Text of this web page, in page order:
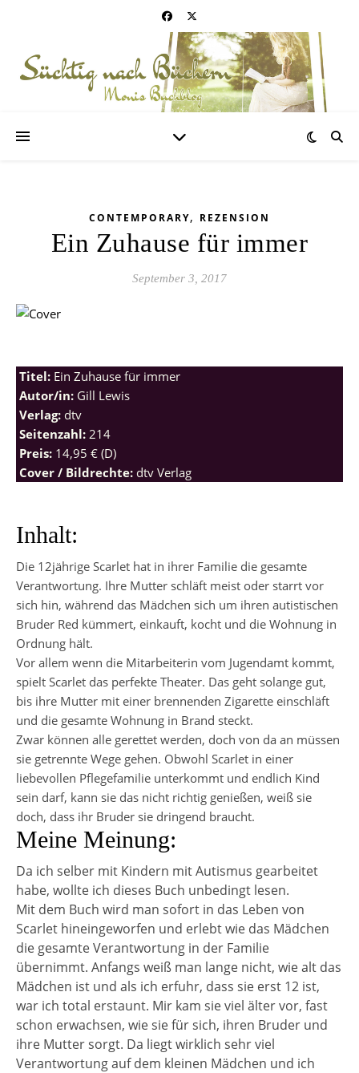
CONTEMPORARY, REZENSION
Ein Zuhause für immer
September 3, 2017
Titel: Ein Zuhause für immer
Autor/in: Gill Lewis
Verlag: dtv
Seitenzahl: 214
Preis: 14,95 € (D)
Cover / Bildrechte: dtv Verlag
Inhalt:
Die 12jährige Scarlet hat in ihrer Familie die gesamte
Verantwortung. Ihre Mutter schläft meist oder starrt vor
sich hin, während das Mädchen sich um ihren autistischen
Bruder Red kümmert, einkauft, kocht und die Wohnung in
Ordnung hält.
Vor allem wenn die Mitarbeiterin vom Jugendamt kommt,
spielt Scarlet das perfekte Theater. Das geht solange gut,
bis ihre Mutter mit einer brennenden Zigarette einschläft
und die gesamte Wohnung in Brand steckt.
Zwar können alle gerettet werden, doch von da an müssen
sie getrennte Wege gehen. Obwohl Scarlet in einer
liebevollen Pflegefamilie unterkommt und endlich Kind
sein darf, kann sie das nicht richtig genießen, weiß sie
doch, dass ihr Bruder sie dringend braucht.
Meine Meinung:
Da ich selber mit Kindern mit Autismus gearbeitet
habe, wollte ich dieses Buch unbedingt lesen.
Mit dem Buch wird man sofort in das Leben von
Scarlet hineingeworfen und erlebt wie das Mädchen
die gesamte Verantwortung in der Familie
übernimmt. Anfangs weiß man lange nicht, wie alt das
Mädchen ist und als ich erfuhr, dass sie erst 12 ist,
war ich total erstaunt. Mir kam sie viel älter vor, fast
schon erwachsen, wie sie für sich, ihren Bruder und
ihre Mutter sorgt. Da liegt wirklich sehr viel
Verantwortung auf dem kleinen Mädchen und ich